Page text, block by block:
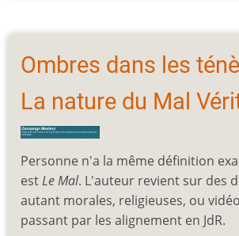
Ombres dans les
La nature du Mal
Personne n'a la même définition
estLe Mal. L'auteur revient sur des
autant morales, religieuses, ou
passant par les alignement en JdR.